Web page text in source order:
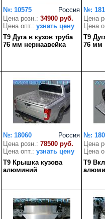
Россия
№: 10575
Цена розн.: 34900 руб.
Цена опт.: узнать цену
T9 Дуга в кузов труба
76 мм нержаавейка
№:
Цена
Цена
T9
76 мм
Россия
№: 18060
Цена розн.: 78500 руб.
Цена опт.: узнать цену
T9 Крышка кузова
алюминий
№:
Цена
Цена
T9